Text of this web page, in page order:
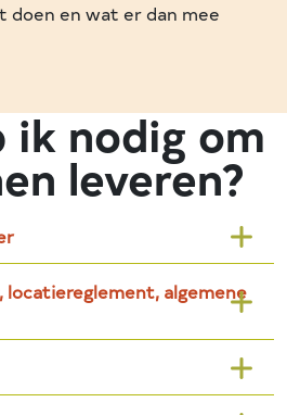
doen en wat er dan mee
ik nodig om
leveren?
algemene